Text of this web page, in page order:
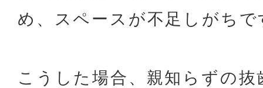
め、スペースが不足しがちで
こうした場合、親知らずの